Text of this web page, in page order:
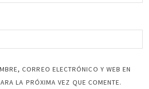
CORREO ELECTRÓNICO Y WEB EN
LA PRÓXIMA VEZ QUE COMENTE.